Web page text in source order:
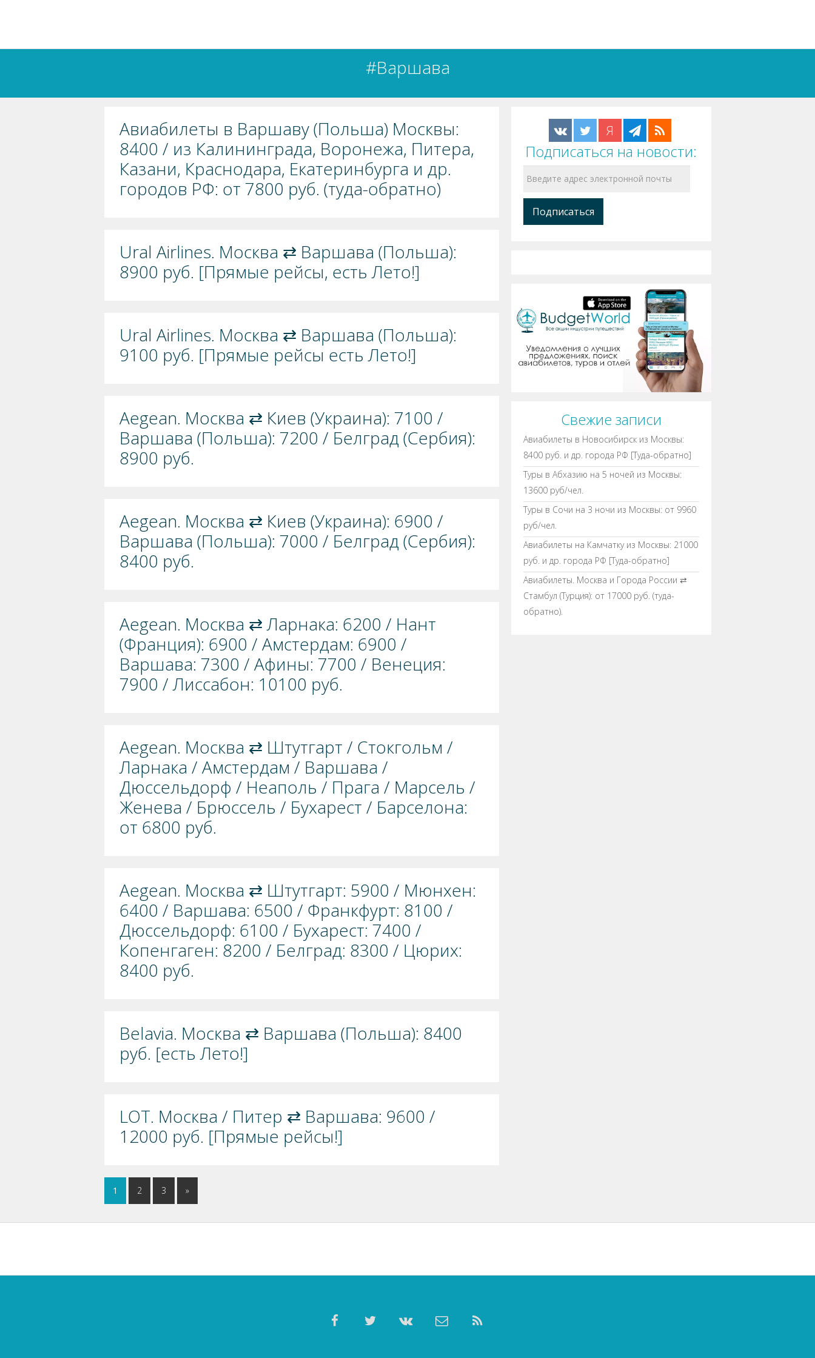
#Варшава
Авиабилеты в Варшаву (Польша) Москвы:
8400 / из Калининграда, Воронежа, Питера,
Казани, Краснодара, Екатеринбурга и др.
городов РФ: от 7800 руб. (туда-обратно)
Ural Airlines. Москва ⇄ Варшава (Польша):
8900 руб. [Прямые рейсы, есть Лето!]
Ural Airlines. Москва ⇄ Варшава (Польша):
9100 руб. [Прямые рейсы есть Лето!]
Aegean. Москва ⇄ Киев (Украина): 7100 /
Варшава (Польша): 7200 / Белград (Сербия):
8900 руб.
Aegean. Москва ⇄ Киев (Украина): 6900 /
Варшава (Польша): 7000 / Белград (Сербия):
8400 руб.
Aegean. Москва ⇄ Ларнака: 6200 / Нант
(Франция): 6900 / Амстердам: 6900 /
Варшава: 7300 / Афины: 7700 / Венеция:
7900 / Лиссабон: 10100 руб.
Aegean. Москва ⇄ Штутгарт / Стокгольм /
Ларнака / Амстердам / Варшава /
Дюссельдорф / Неаполь / Прага / Марсель /
Женева / Брюссель / Бухарест / Барселона:
от 6800 руб.
Aegean. Москва ⇄ Штутгарт: 5900 / Мюнхен:
6400 / Варшава: 6500 / Франкфурт: 8100 /
Дюссельдорф: 6100 / Бухарест: 7400 /
Копенгаген: 8200 / Белград: 8300 / Цюрих:
8400 руб.
Belavia. Москва ⇄ Варшава (Польша): 8400
руб. [есть Лето!]
LOT. Москва / Питер ⇄ Варшава: 9600 /
12000 руб. [Прямые рейсы!]
1 2 3 »
Я
Подписаться на новости:
Свежие записи
Авиабилеты в Новосибирск из Москвы:
8400 руб. и др. города РФ [Туда-обратно]
Туры в Абхазию на 5 ночей из Москвы:
13600 руб/чел.
Туры в Сочи на 3 ночи из Москвы: от 9960
руб/чел.
Авиабилеты на Камчатку из Москвы: 21000
руб. и др. города РФ [Туда-обратно]
Авиабилеты. Москва и Города России ⇄
Стамбул (Турция): от 17000 руб. (туда-
обратно).